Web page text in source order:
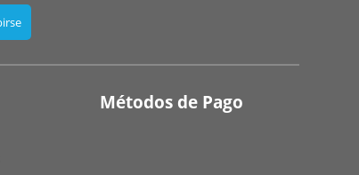
Métodos de Pago